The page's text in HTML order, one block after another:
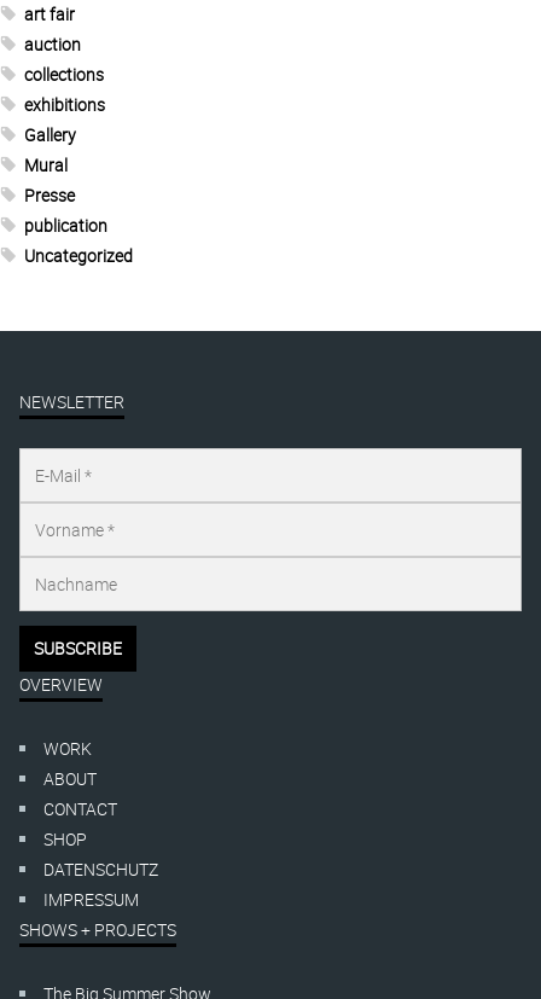
art fair
auction
collections
exhibitions
Gallery
Mural
Presse
publication
Uncategorized
NEWSLETTER
OVERVIEW
WORK
ABOUT
CONTACT
SHOP
DATENSCHUTZ
IMPRESSUM
SHOWS + PROJECTS
The Big Summer Show